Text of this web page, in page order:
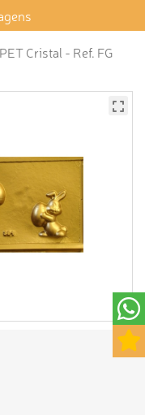
Cristal - Ref. FG